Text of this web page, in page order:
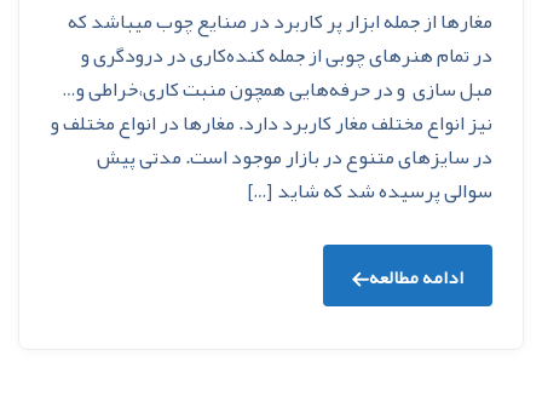
مغارها از جمله ابزار پر کاربرد در صنایع چوب میباشد که
در تمام هنرهای چوبی از جمله کنده‌کاری در درودگری و
مبل سازی و در حرفه‌هایی همچون منبت کاری،خراطی و…
نیز انواع مختلف مغار کاربرد دارد. مغارها در انواع مختلف و
در سایزهای متنوع در بازار موجود است. مدتی پیش
سوالی پرسیده شد که شاید […]
ادامه مطالعه